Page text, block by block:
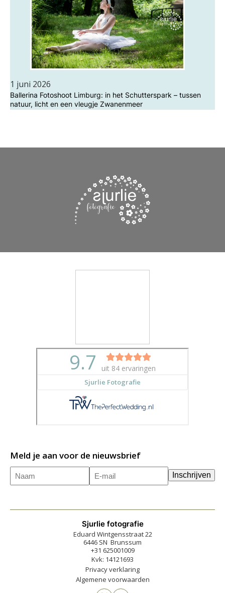
1 juni 2026
Ballerina Fotoshoot Limburg: in het Schutterspark – tussen
natuur, licht en een vleugje Zwanenmeer
Meld je aan voor de nieuwsbrief
Naam
E-
mailadres(Vereist)
Inschrijven
Sjurlie fotografie
Eduard Wintgensstraat 22
6446 SN Brunssum
+31 625001009
Kvk: 14121693
Privacy verklaring
Algemene voorwaarden